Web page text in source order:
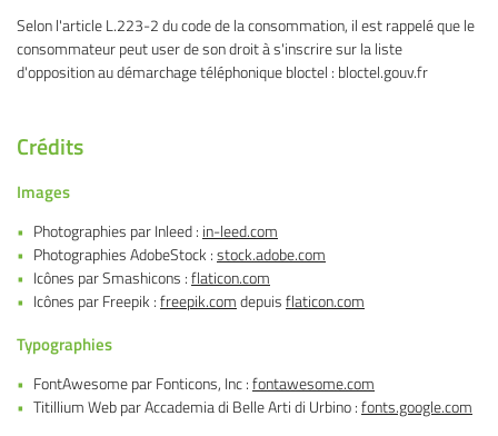
Accueil
& légumes
& charcuteries
fine
à vins & bières
producteurs
Inscription
Selon l'article L.223-2 du code de la consommation, il est rappelé que le
consommateur peut user de son droit à s'inscrire sur la liste
d'opposition au démarchage téléphonique bloctel : bloctel.gouv.fr
Crédits
Images
Photographies par Inleed : in-leed.com
Photographies AdobeStock :stock.adobe.com
Icônes par Smashicons :flaticon.com
Icônes par Freepik :freepik.comdepuisflaticon.com
Typographies
FontAwesome par Fonticons, Inc :fontawesome.com
Titillium Web par Accademia di Belle Arti di Urbino :fonts.google.com